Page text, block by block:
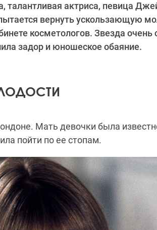
талантливая актриса, певица
вернуть ускользающую
косметологов. Звезда
задор и юношеское обаяние.
Мать девочки была
пойти по ее стопам.